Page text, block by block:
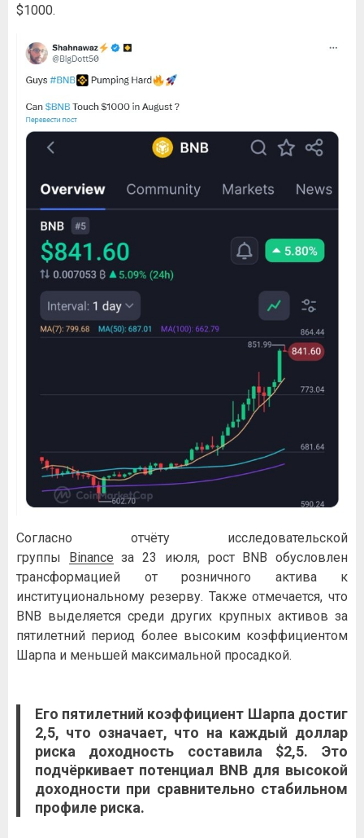
$1000.
Согласно отчёту исследовательской
группы
Binance за 23 июля, рост BNB обусловлен
трансформацией от розничного актива к
институциональному резерву. Также отмечается, что
BNB выделяется среди других крупных активов за
пятилетний период более высоким коэффициентом
Шарпа и меньшей максимальной просадкой.
Его пятилетний коэффициент Шарпа достиг
2,5, что означает, что на каждый доллар
риска доходность составила $2,5. Это
подчёркивает потенциал BNB для высокой
доходности при сравнительно стабильном
профиле риска.